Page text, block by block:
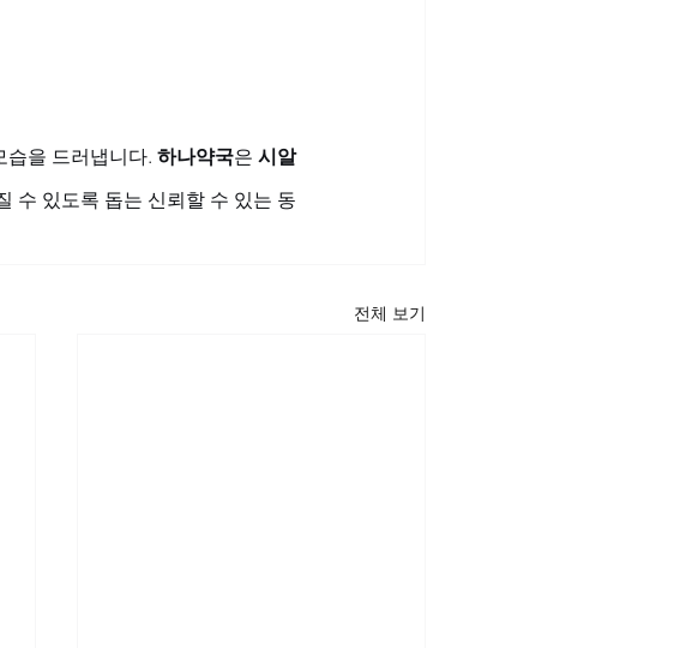
습을 드러냅니다. 하나약국은 시알
수 있도록 돕는 신뢰할 수 있는 동
전체 보기